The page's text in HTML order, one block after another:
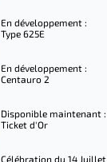
En développement :
Type 625E
En développement :
Centauro 2
Disponible maintenant :
Ticket d'Or
Célébration du 14 Juillet